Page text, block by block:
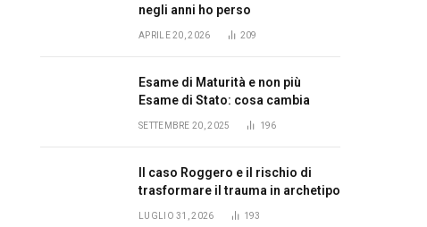
negli anni ho perso
APRILE 20, 2026 209
Esame di Maturità e non più
Esame di Stato: cosa cambia
SETTEMBRE 20, 2025 196
Il caso Roggero e il rischio di
trasformare il trauma in archetipo
LUGLIO 31, 2026 193